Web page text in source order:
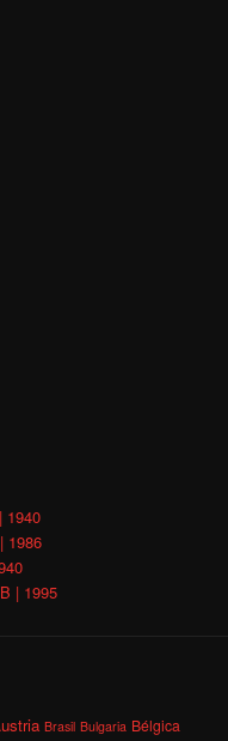
1940
1986
| 1995
Brasil Bulgaria Bélgica